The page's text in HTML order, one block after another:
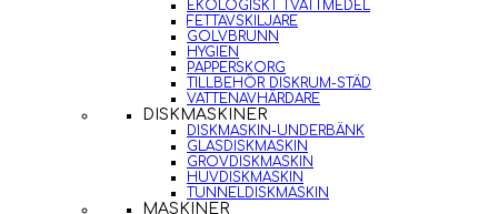
EKOLOGISKT TVÄTTMEDEL
FETTAVSKILJARE
GOLVBRUNN
HYGIEN
PAPPERSKORG
TILLBEHÖR DISKRUM-STÄD
VATTENAVHÄRDARE
DISKMASKINER
DISKMASKIN-UNDERBÄNK
GLASDISKMASKIN
GROVDISKMASKIN
HUVDISKMASKIN
TUNNELDISKMASKIN
MASKINER